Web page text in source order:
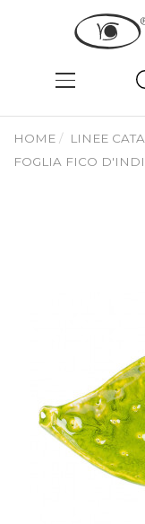
HOME LINEE
FOGLIA FICO